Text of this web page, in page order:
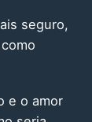
seguro,
e o amor